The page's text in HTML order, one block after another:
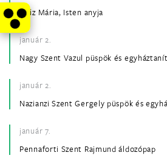
Szűz Mária, Isten anyja
január 2.
Nagy Szent Vazul püspök és
január 2.
Nazianzi Szent Gergely püspök és
január 7.
Pennaforti Szent Rajmund áldozópap